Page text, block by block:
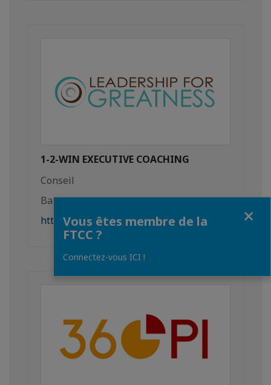
1-2-WIN EXECUTIVE COACHING
Conseil
Bangkok
http://www.greatness.coach
Vous êtes membre de la
FTCC ?
Connectez-vous ICI !